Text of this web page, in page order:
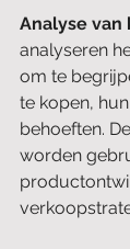
Analyse van
analyseren
om te
te kopen,
behoeften.
worden